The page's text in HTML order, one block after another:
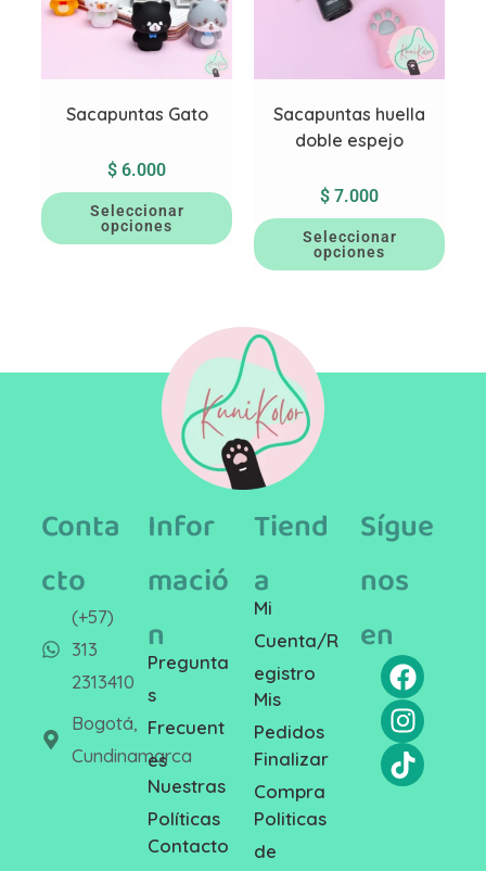
Sacapuntas Gato
$ 6.000
Seleccionar
opciones
Sacapuntas huella
doble espejo
$ 7.000
Seleccionar
opciones
Conta
cto
(+57)
313
2313410
Bogotá,
Cundinamarca
Infor
mació
n
Pregunta
s
Frecuent
es
Nuestras
Políticas
Contacto
Tiend
a
Mi
Cuenta/R
egistro
Mis
Pedidos
Finalizar
Compra
Politicas
de
Sígue
nos
en